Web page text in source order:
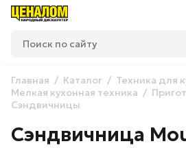
Главная Каталог
Техника для
Мелкая кухонная техника
Сэндвичницы
Сэндвичница